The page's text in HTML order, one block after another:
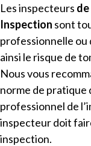
Les inspecteurs de
Inspection sont
professionnelle ou
ainsi le risque de
Nous vous
norme de pratique
professionnel de
inspecteur doit
inspection.